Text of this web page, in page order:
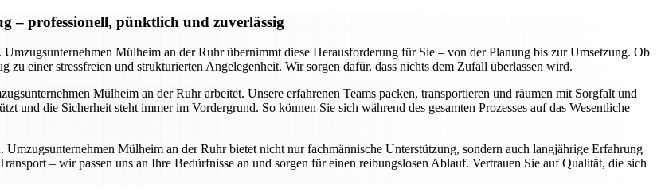
– professionell, pünktlich und zuverlässig
Mülheim an der Ruhr übernimmt diese Herausforderung für Sie – von der Planung bis zur Umsetzung. Ob
einer stressfreien und strukturierten Angelegenheit. Wir sorgen dafür, dass nichts dem Zufall überlassen wird.
Mülheim an der Ruhr arbeitet. Unsere erfahrenen Teams packen, transportieren und räumen mit Sorgfalt und
und die Sicherheit steht immer im Vordergrund. So können Sie sich während des gesamten Prozesses auf das Wesentliche
Mülheim an der Ruhr bietet nicht nur fachmännische Unterstützung, sondern auch langjährige Erfahrung
– wir passen uns an Ihre Bedürfnisse an und sorgen für einen reibungslosen Ablauf. Vertrauen Sie auf Qualität, die sich